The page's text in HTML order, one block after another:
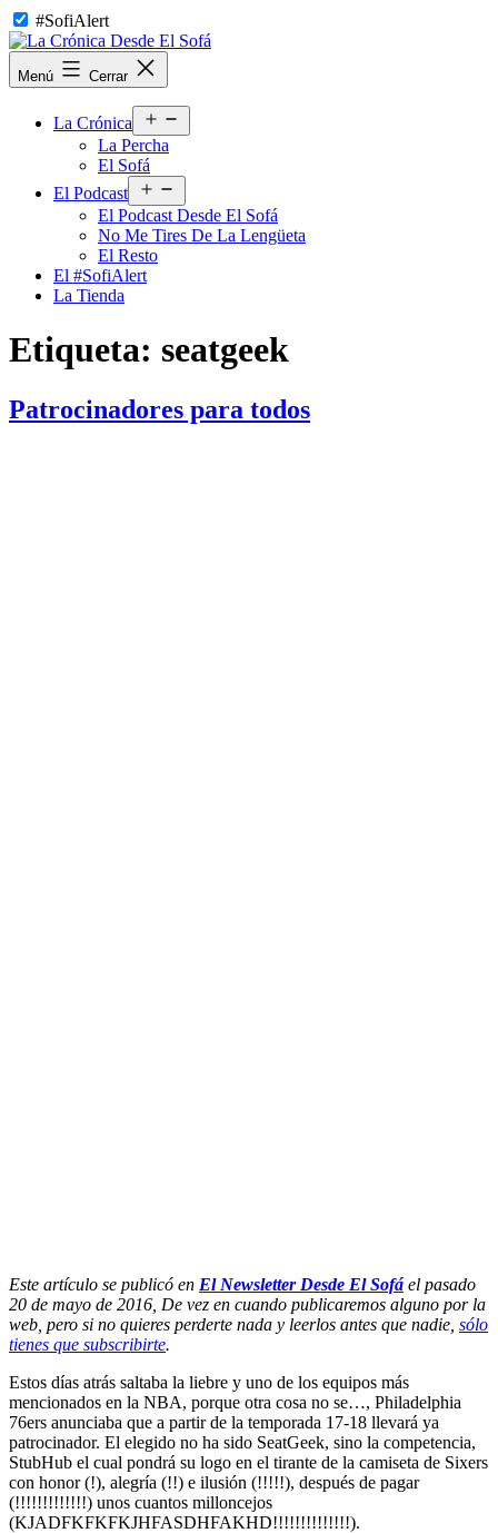
Saltar
al
contenido
#SofiAlert
La
Crónica
Menú Cerrar
La Crónica
el
La Percha
El Sofá
El Podcast
el
menú
El Podcast Desde El Sofá
No Me Tires De La Lengüeta
El Resto
El #SofiAlert
La Tienda
Etiqueta: seatgeek
Patrocinadores para todos
Este artículo se publicó en El Newsletter Desde El Sofá el pasado
20 de mayo de 2016, De vez en cuando publicaremos alguno por la
web, pero si no quieres perderte nada y leerlos antes que nadie, sólo
tienes que subscribirte.
Estos días atrás saltaba la liebre y uno de los equipos más
mencionados en la NBA, porque otra cosa no se…, Philadelphia
76ers anunciaba que a partir de la temporada 17-18 llevará ya
patrocinador. El elegido no ha sido SeatGeek, sino la competencia,
StubHub el cual pondrá su logo en el tirante de la camiseta de Sixers
con honor (!), alegría (!!) e ilusión (!!!!!), después de pagar
(!!!!!!!!!!!!!) unos cuantos milloncejos
(KJADFKFKFKJHFASDHFAKHD!!!!!!!!!!!!!!).